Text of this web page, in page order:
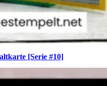
[Serie #10]